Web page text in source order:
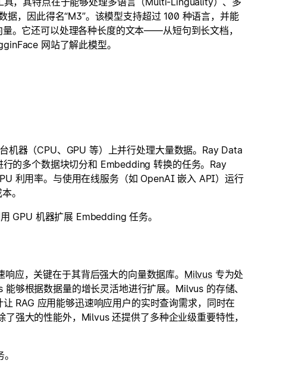
，因此得名“M3”。该模型支持超过 100 种语言，并能
。它还可以处理各种长度的文本——从短句到长文档，
网站了解此模型。
机器（CPU、GPU 等）上并行处理大量数据。Ray Data
的多个数据块切分和 Embedding 转换的任务。Ray
利用率。与使用在线服务（如 OpenAI 嵌入 API）运行
。
GPU 机器扩展 Embedding 任务。
应，关键在于其背后强大的向量数据库。 Milvus专为处
够根据数据量的增长灵活地进行扩展。Milvus 的存储、
RAG 应用能够迅速响应用户的实时查询需求，同时在
强大的性能外，Milvus 还提供了多种企业级重要特性，